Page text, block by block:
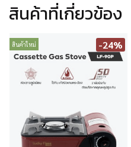
สินค้าที่เกี่ยวข้อง
สินค้าใหม่ -24%